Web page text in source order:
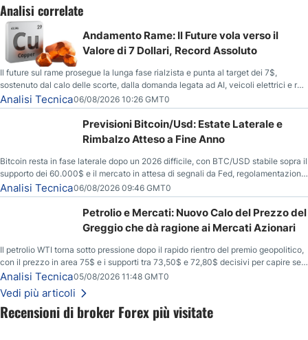
Recensioni di broker Forex più visitate
Analisi correlate
Andamento Rame: Il Future vola verso il
Valore di 7 Dollari, Record Assoluto
Il future sul rame prosegue la lunga fase rialzista e punta al target dei 7$,
sostenuto dal calo delle scorte, dalla domanda legata ad AI, veicoli elettrici e reti
energetiche, e dai timori di deficit produttivo dal 2028.
Analisi Tecnica06/08/2026 10:26 GMT0
Previsioni Bitcoin/Usd: Estate Laterale e
Rimbalzo Atteso a Fine Anno
Bitcoin resta in fase laterale dopo un 2026 difficile, con BTC/USD stabile sopra il
supporto dei 60.000$ e il mercato in attesa di segnali da Fed, regolamentazione
USA ed elezioni di medio termine.
Analisi Tecnica06/08/2026 09:46 GMT0
Petrolio e Mercati: Nuovo Calo del Prezzo del
Greggio che dà ragione ai Mercati Azionari
Il petrolio WTI torna sotto pressione dopo il rapido rientro del premio geopolitico,
con il prezzo in area 75$ e i supporti tra 73,50$ e 72,80$ decisivi per capire se il
ribasso potrà estendersi verso quota 70$.
Analisi Tecnica05/08/2026 11:48 GMT0
Vedi più articoli